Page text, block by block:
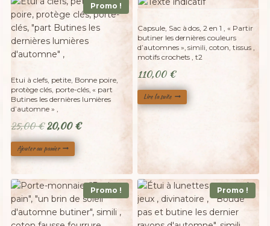
Promo !
Etui à clefs, petite, Bonne poire,
protège clés, porte-clés, « part
Butines les dernières lumières
d’automne » ,
25,00€ Le
prix
initial
25,00 €.
20,00€Le
20,00 €.
Ajouter au panier
Adopté
Capsule, Sac à dos, 2 en 1 , « Partir
butiner les dernières couleurs
d’automnes », simili, coton, tissus ,
motifs crochets , t2
110,00 €
Lire la suite
Promo ! Promo !